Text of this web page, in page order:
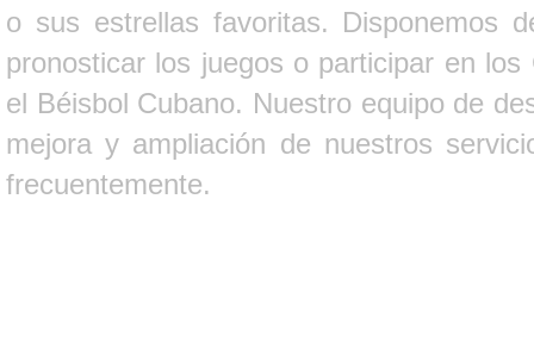
o sus estrellas favoritas. Disponemos
pronosticar los juegos o participar en
el Béisbol Cubano. Nuestro equipo de
mejora y ampliación de nuestros
frecuentemente.